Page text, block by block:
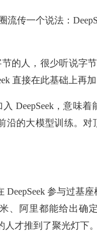
流传一个说法：
的人，很少听说字节
直接在此基础上再加
DeepSeek，意味
沿的大模型训练。对
参与过基
、阿里都能给出确
才推到了聚光灯下。